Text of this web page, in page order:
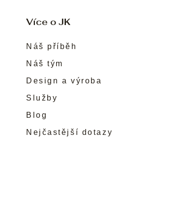
Více o JK
Náš příběh
Náš tým
Design a výroba
Služby
Blog
Nejčastější dotazy